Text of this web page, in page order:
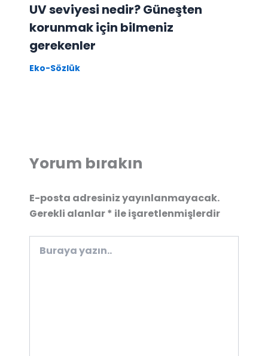
UV seviyesi nedir? Güneşten
korunmak için bilmeniz
gerekenler
Eko-Sözlük
Yorum bırakın
E-posta adresiniz yayınlanmayacak.
Gerekli alanlar* ile işaretlenmişlerdir
yazın..